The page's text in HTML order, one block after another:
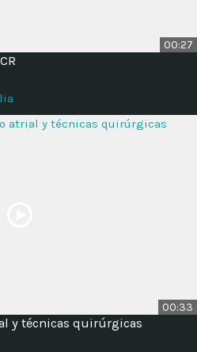
00:27
00:33
y técnicas quirúrgicas